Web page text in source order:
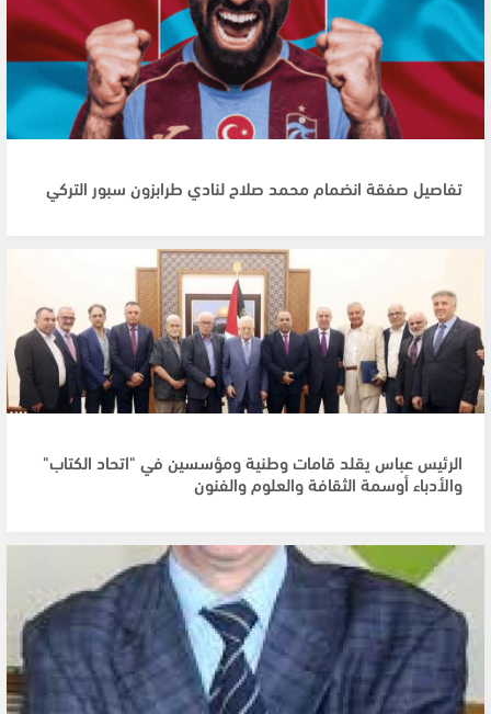
تفاصيل صفقة انضمام محمد صلاح لنادي طرابزون سبور التركي
الرئيس عباس يقلد قامات وطنية ومؤسسين في "اتحاد الكتاب"
والأدباء أوسمة الثقافة والعلوم والفنون